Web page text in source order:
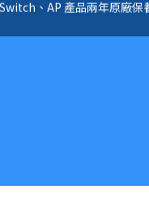
優惠！（SSD、HDD、UPS
存、監控、會議、智能化